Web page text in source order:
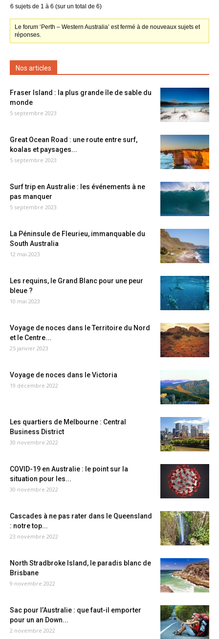
6 sujets de 1 à 6 (sur un total de 6)
Le forum ‘Perth – Western Australia’ est fermé à de nouveaux sujets et
réponses.
Nos articles
Fraser Island : la plus grande île de sable du
monde
5 septembre 2023
Great Ocean Road : une route entre surf,
koalas et paysages...
5 septembre 2023
Surf trip en Australie : les événements à ne
pas manquer
5 septembre 2023
La Péninsule de Fleurieu, immanquable du
South Australia
12 mai 2023
Les requins, le Grand Blanc pour une peur
bleue ?
10 mai 2023
Voyage de noces dans le Territoire du Nord
et le Centre...
25 janvier 2023
Voyage de noces dans le Victoria
19 décembre 2022
Les quartiers de Melbourne : Central
Business District
30 novembre 2022
COVID-19 en Australie : le point sur la
situation pour les...
30 novembre 2022
Cascades à ne pas rater dans le Queensland
: notre top...
23 novembre 2022
North Stradbroke Island, le paradis blanc de
Brisbane
9 novembre 2022
Sac pour l’Australie : que faut-il emporter
pour un an Down...
2 novembre 2022